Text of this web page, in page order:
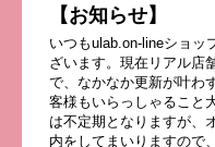
【お知らせ】
いつもulab.on-lineショッ
ざいます。現在リアル店
で、なかなか更新が叶わ
客様もいらっしゃること
は不定期となりますが、
内をしてまいりますので